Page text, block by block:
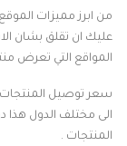
من ابرز مميزات
عليك ان تقلق بشان
المواقع التي تعرض
سعر توصيل المنتجات
الى مختلف الدول
المنتجات .